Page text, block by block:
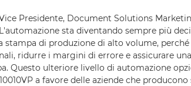
Presidente, Document Solutions
sta diventando sempre più
stampa di produzione di alto volume,
ridurre i margini di errore e assicurare
Questo ulteriore livello di automazione
a favore delle aziende che